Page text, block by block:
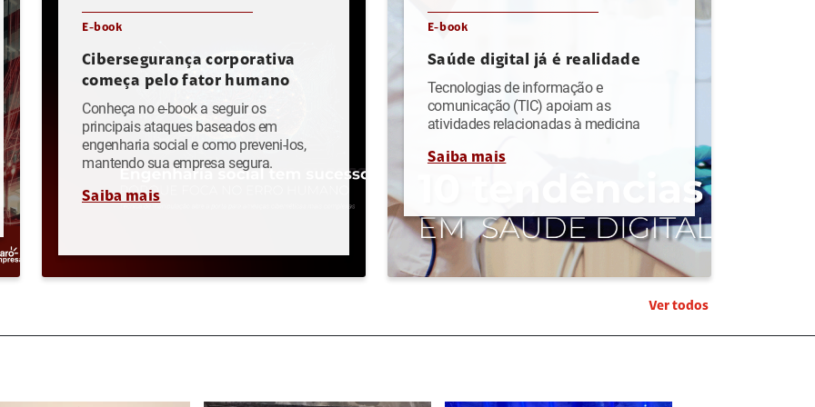
E-book
Cibersegurança corporativa
começa pelo fator humano
Conheça no e-book a seguir os
principais ataques baseados em
engenharia social e como preveni-los,
mantendo sua empresa segura.
Saiba mais
E-book
Saúde digital já é realidade
Tecnologias de informação e
comunicação (TIC) apoiam as
atividades relacionadas à medicina
Saiba mais
Ver todos